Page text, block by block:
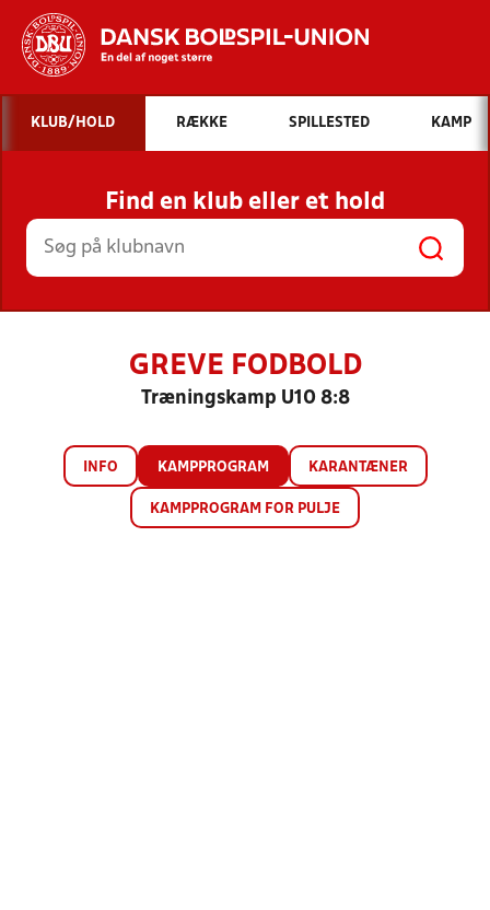
Hvad vil du søge efter?
INDHOLD OG NYHEDER
STILLINGER, RESULTATER, KLUBBER OG
HOLD
KLUB/HOLD RÆKKE SPILLESTED KAMP
Find en klub eller et hold
GREVE FODBOLD
Træningskamp U10 8:8
INFO KAMPPROGRAM KARANTÆNER
KAMPPROGRAM FOR PULJE